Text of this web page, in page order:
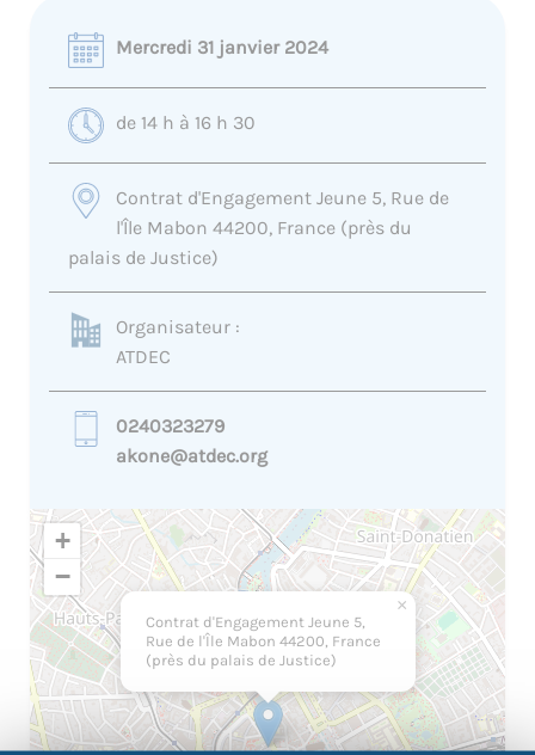
Mercredi 31 janvier 2024
de 14 h à 16 h 30
Contrat d'Engagement Jeune 5, Rue de
l'Île Mabon 44200, France (près du
palais de Justice)
Organisateur :
ATDEC
0240323279
akone@atdec.org
Contrat d'Engagement Jeune 5,
Rue de l'Île Mabon 44200, France
(près du palais de Justice)
×
+
−